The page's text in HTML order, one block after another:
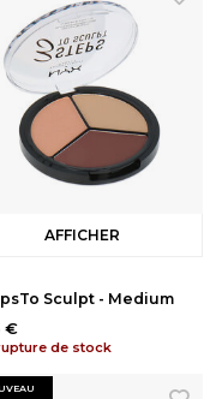
AFFICHER
Sculpt - Medium
€
de stock